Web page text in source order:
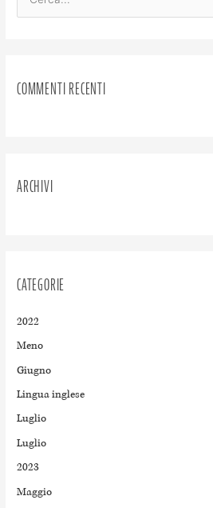
a
COMMENTI RECENTI
ARCHIVI
CATEGORIE
2022
Meno
Giugno
Lingua inglese
Luglio
Luglio
2023
Maggio